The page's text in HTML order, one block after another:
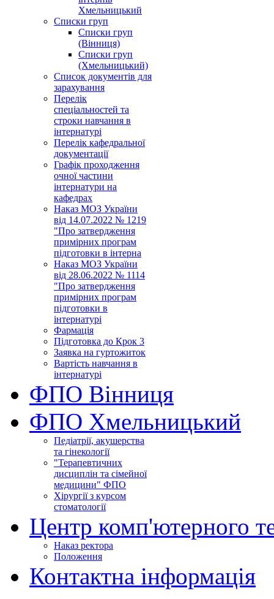
Хмельницький
Списки груп
Списки груп
(Вінниця)
Списки груп
(Хмельницький)
Список документів для
зарахування
Перелік
спеціальностей та
строки навчання в
інтернатурі
Перелік кафедральної
документації
Графік проходження
очної частини
інтернатури на
кафедрах
Наказ МОЗ України
від 14.07.2022 № 1219
"Про затвердження
примірних програм
підготовки в інтерна
Наказ МОЗ України
від 28.06.2022 № 1114
"Про затвердження
примірних програм
підготовки в
інтернатурі
Фармація
Підготовка до Крок 3
Заявка на гуртожиток
Вартість навчання в
інтернатурі
ФПО Вінниця
ФПО Хмельницький
Педіатрії, акушерства
та гінекології
"Терапевтичних
дисциплін та сімейної
медицини" ФПО
Хірургії з курсом
стоматології
Центр комп'ютерного
Наказ ректора
Положення
Контактна інформація